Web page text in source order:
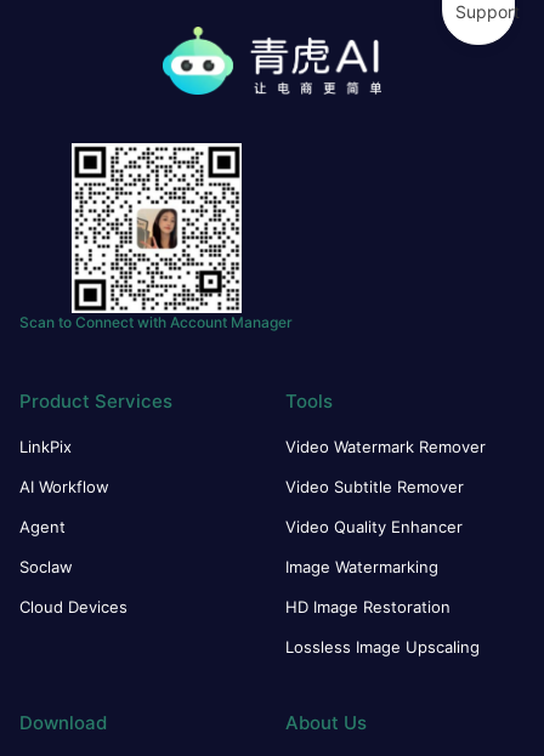
Scan to Connect with Account Manager
Product Services
LinkPix
AI Workflow
Agent
Soclaw
Cloud Devices
Tools
Video Watermark Remover
Video Subtitle Remover
Video Quality Enhancer
Image Watermarking
HD Image Restoration
Lossless Image Upscaling
Download About Us
Support